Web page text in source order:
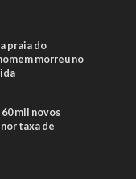
praia do
morreu no
mil novos
taxa de